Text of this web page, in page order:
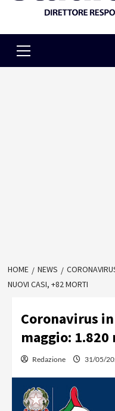
Menu
HOME NEWS
NUOVI CASI, +82 MORTI
Coronavirus
maggio:
Redazione 31/05/